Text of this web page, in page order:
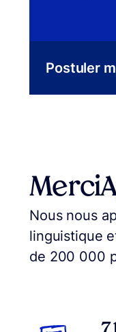
Postuler
Nous nous
linguistique
de 200 000